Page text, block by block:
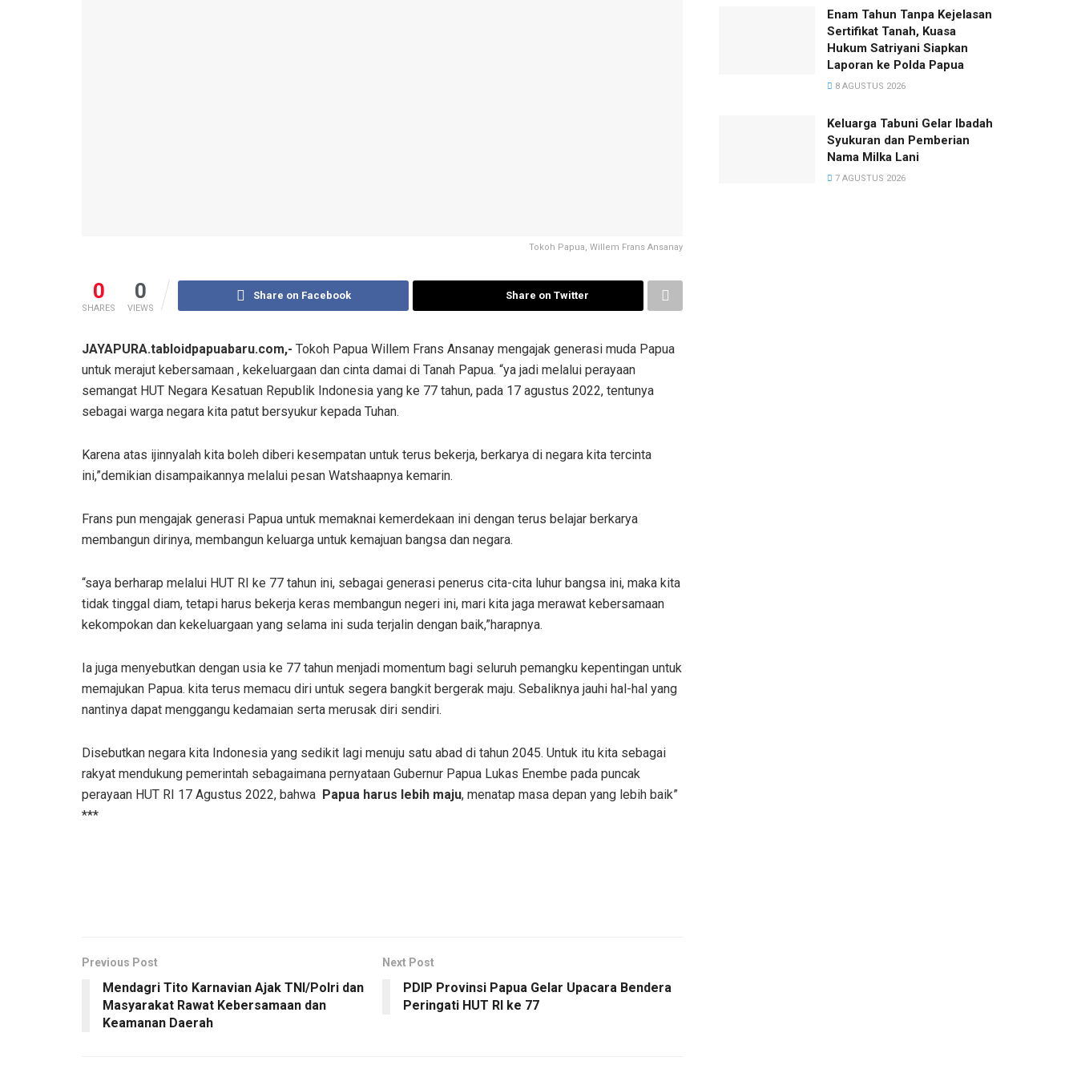
Tokoh Papua, Willem Frans Ansanay
0
SHARES
0
VIEWS
Share on Facebook Share on Twitter
JAYAPURA.tabloidpapuabaru.com,- Tokoh Papua Willem Frans Ansanay mengajak generasi muda Papua
untuk merajut kebersamaan , kekeluargaan dan cinta damai di Tanah Papua. “ya jadi melalui perayaan
semangat HUT Negara Kesatuan Republik Indonesia yang ke 77 tahun, pada 17 agustus 2022, tentunya
sebagai warga negara kita patut bersyukur kepada Tuhan.
Karena atas ijinnyalah kita boleh diberi kesempatan untuk terus bekerja, berkarya di negara kita tercinta
ini,”demikian disampaikannya melalui pesan Watshaapnya kemarin.
Frans pun mengajak generasi Papua untuk memaknai kemerdekaan ini dengan terus belajar berkarya
membangun dirinya, membangun keluarga untuk kemajuan bangsa dan negara.
“saya berharap melalui HUT RI ke 77 tahun ini, sebagai generasi penerus cita-cita luhur bangsa ini, maka kita
tidak tinggal diam, tetapi harus bekerja keras membangun negeri ini, mari kita jaga merawat kebersamaan
kekompokan dan kekeluargaan yang selama ini suda terjalin dengan baik,”harapnya.
Ia juga menyebutkan dengan usia ke 77 tahun menjadi momentum bagi seluruh pemangku kepentingan untuk
memajukan Papua. kita terus memacu diri untuk segera bangkit bergerak maju. Sebaliknya jauhi hal-hal yang
nantinya dapat menggangu kedamaian serta merusak diri sendiri.
Disebutkan negara kita Indonesia yang sedikit lagi menuju satu abad di tahun 2045. Untuk itu kita sebagai
rakyat mendukung pemerintah sebagaimana pernyataan Gubernur Papua Lukas Enembe pada puncak
perayaan HUT RI 17 Agustus 2022, bahwa Papua harus lebih maju, menatap masa depan yang lebih baik”
***
Previous Post
Mendagri Tito Karnavian Ajak TNI/Polri dan
Masyarakat Rawat Kebersamaan dan
Keamanan Daerah
Next Post
PDIP Provinsi Papua Gelar Upacara Bendera
Peringati HUT RI ke 77
Enam Tahun Tanpa Kejelasan
Sertifikat Tanah, Kuasa
Hukum Satriyani Siapkan
Laporan ke Polda Papua
8 AGUSTUS 2026
Keluarga Tabuni Gelar Ibadah
Syukuran dan Pemberian
Nama Milka Lani
7 AGUSTUS 2026